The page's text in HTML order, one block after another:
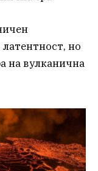
но
на вулканична